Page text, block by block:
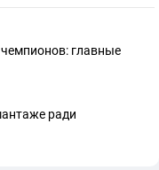
главные
ради